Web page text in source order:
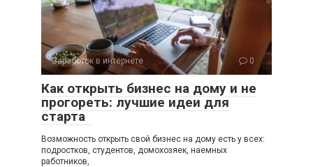
Заработок в интернете 0
Как открыть бизнес на дому и не
прогореть: лучшие идеи для
старта
Возможность открыть свой бизнес на дому есть у всех:
подростков, студентов, домохозяек, наемных
работников,